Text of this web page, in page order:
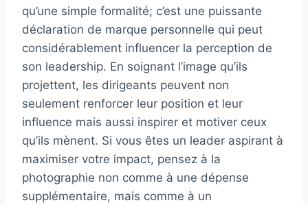
qu’une simple formalité; c’est une puissante
déclaration de marque personnelle qui peut
considérablement influencer la perception de
son leadership. En soignant l’image qu’ils
projettent, les dirigeants peuvent non
seulement renforcer leur position et leur
influence mais aussi inspirer et motiver ceux
qu’ils mènent. Si vous êtes un leader aspirant à
maximiser votre impact, pensez à la
photographie non comme à une dépense
supplémentaire, mais comme à un